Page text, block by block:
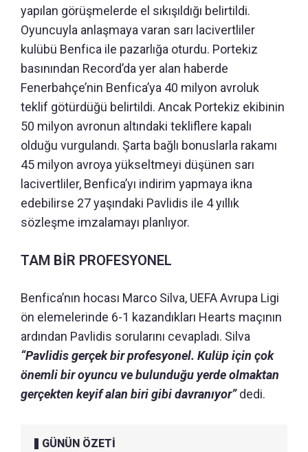
yapılan görüşmelerde el sıkışıldığı belirtildi.
Oyuncuyla anlaşmaya varan sarı lacivertliler
kulübü Benfica ile pazarlığa oturdu. Portekiz
basınından Record’da yer alan haberde
Fenerbahçe’nin Benfica’ya 40 milyon avroluk
teklif götürdüğü belirtildi. Ancak Portekiz ekibinin
50 milyon avronun altındaki tekliflere kapalı
olduğu vurgulandı. Şarta bağlı bonuslarla rakamı
45 milyon avroya yükseltmeyi düşünen sarı
lacivertliler, Benfica’yı indirim yapmaya ikna
edebilirse 27 yaşındaki Pavlidis ile 4 yıllık
sözleşme imzalamayı planlıyor.
TAM BİR PROFESYONEL
Benfica’nın hocası Marco Silva, UEFA Avrupa Ligi
ön elemelerinde 6-1 kazandıkları Hearts maçının
ardından Pavlidis sorularını cevapladı. Silva
“Pavlidis gerçek bir profesyonel. Kulüp için çok
önemli bir oyuncu ve bulunduğu yerde olmaktan
gerçekten keyif alan biri gibi davranıyor”dedi.
GÜNÜN ÖZETİ